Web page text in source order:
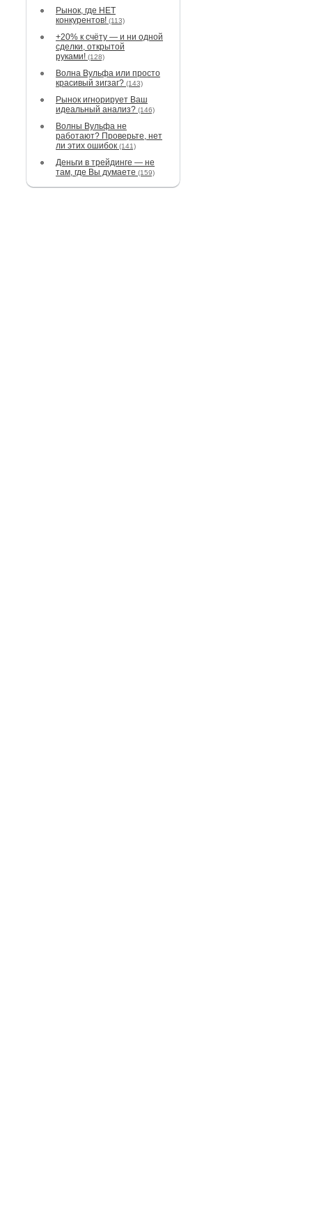
Рынок, где НЕТ
конкурентов! (113)
+20% к счёту — и ни одной
сделки, открытой
руками! (128)
Волна Вульфа или просто
красивый зигзаг? (143)
Рынок игнорирует Ваш
идеальный анализ? (146)
Волны Вульфа не
работают? Проверьте, нет
ли этих ошибок (141)
Деньги в трейдинге — не
там, где Вы думаете (159)